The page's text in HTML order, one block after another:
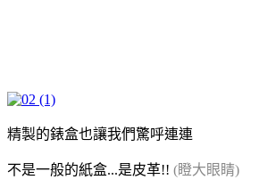
精製的錶盒也讓我們驚呼連連
不是一般的紙盒...是皮革!! (瞪大眼睛)